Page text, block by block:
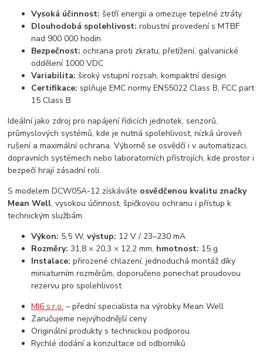
Vysoká účinnost: šetří energii a omezuje tepelné ztráty
Dlouhodobá spolehlivost: robustní provedení s MTBF
nad 900 000 hodin
Bezpečnost: ochrana proti zkratu, přetížení, galvanické
oddělení 1000 VDC
Variabilita: široký vstupní rozsah, kompaktní design
Certifikace: splňuje EMC normy EN55022 Class B, FCC part
15 Class B
Ideální jako zdroj pro napájení řídicích jednotek, senzorů,
průmyslových systémů, kde je nutná spolehlivost, nízká úroveň
rušení a maximální ochrana. Výborně se osvědčí i v automatizaci,
dopravních systémech nebo laboratorních přístrojích, kde prostor i
bezpečí hrají zásadní roli.
S modelem DCW05A-12 získáváte osvědčenou kvalitu značky
Mean Well, vysokou účinnost, špičkovou ochranu i přístup k
technickým službám.
Výkon: 5,5 W,výstup: 12 V / 23–230 mA
Rozměry: 31,8 × 20,3 × 12,2 mm, hmotnost: 15 g
Instalace: přirozené chlazení, jednoduchá montáž díky
miniaturním rozměrům, doporučeno ponechat proudovou
rezervu pro spolehlivost
MI6 s.r.o. – přední specialista na výrobky Mean Well
Zaručujeme nejvýhodnější ceny
Originální produkty s technickou podporou
Rychlé dodání a konzultace od odborníků